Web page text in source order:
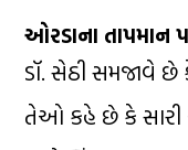
ઓરડાના તાપમાન
ડૉ. સેઠી સમજાવે
તેઓ કહે છે કે સારી